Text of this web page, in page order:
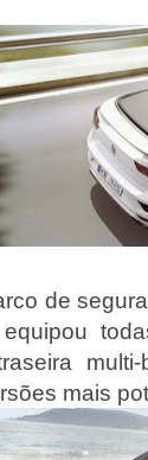
de
equipou
mais